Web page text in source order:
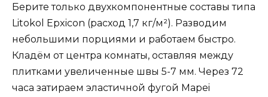
Берите только двухкомпонентные составы типа
Litokol Epxicon (расход 1,7 кг/м²). Разводим
небольшими порциями и работаем быстро.
Кладём от центра комнаты, оставляя между
плитками увеличенные швы 5-7 мм. Через 72
часа затираем эластичной фугой Mapei